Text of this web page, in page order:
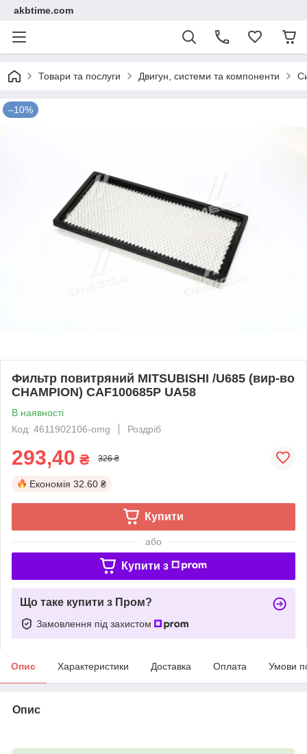
akbtime.com
Товари та послуги Двигун, системи та компоненти
–10%
Фильтр повитряний MITSUBISHI /U685 (вир-во
CHAMPION) CAF100685P UA58
В наявності
Код: 4611902106-omg
Роздріб
293,40 ₴ 326 ₴
Економія 32.60 ₴
Купити
або
Купити з
Що таке купити з Пром?
Замовлення під захистом
Опис Характеристики Доставка Оплата Умови
Опис